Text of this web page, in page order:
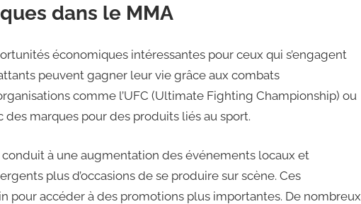
dans le MMA
économiques intéressantes pour ceux qui s’engagent
peuvent gagner leur vie grâce aux combats
comme l’UFC (Ultimate Fighting Championship) ou
des marques pour des produits liés au sport.
à une augmentation des événements locaux et
plus d’occasions de se produire sur scène. Ces
pour accéder à des promotions plus importantes. De nombreux